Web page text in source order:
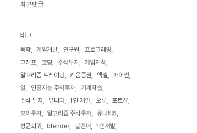
최근댓글
태그
독학 게임개발 연구원
프로그래밍
그래프
코딩 주식투자
게임제작
알고리즘 트레이딩
키움증권 엑셀
파이썬
일
인공지능 주식투자
기계학습
주식 투자
유니티 1인 개발 오류
포토샵
모의투자
알고리즘 주식투자
유니티5
평균회귀
blender 블렌더 1인개발